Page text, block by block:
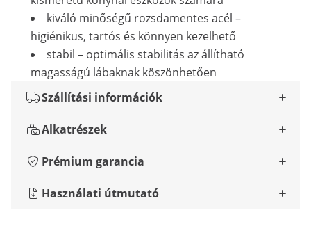
kiváló minőségű rozsdamentes acél –
higiénikus, tartós és könnyen kezelhető
stabil – optimális stabilitás az állítható
magasságú lábaknak köszönhetően
Szállítási információk
Alkatrészek
Prémium garancia
Használati útmutató